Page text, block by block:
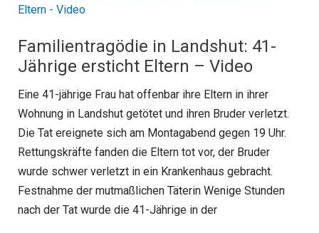
Familientragödie in Landshut: 41-
Jährige ersticht Eltern – Video
Eine 41-jährige Frau hat offenbar ihre Eltern in ihrer
Wohnung in Landshut getötet und ihren Bruder verletzt.
Die Tat ereignete sich am Montagabend gegen 19 Uhr.
Rettungskräfte fanden die Eltern tot vor, der Bruder
wurde schwer verletzt in ein Krankenhaus gebracht.
Festnahme der mutmaßlichen Täterin Wenige Stunden
nach der Tat wurde die 41-Jährige in der